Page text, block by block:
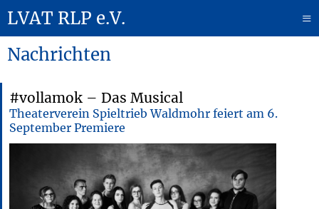
LVAT RLP e.V.
≡
Nachrichten
#vollamok – Das Musical
Theaterverein Spieltrieb Waldmohr feiert am 6.
September Premiere